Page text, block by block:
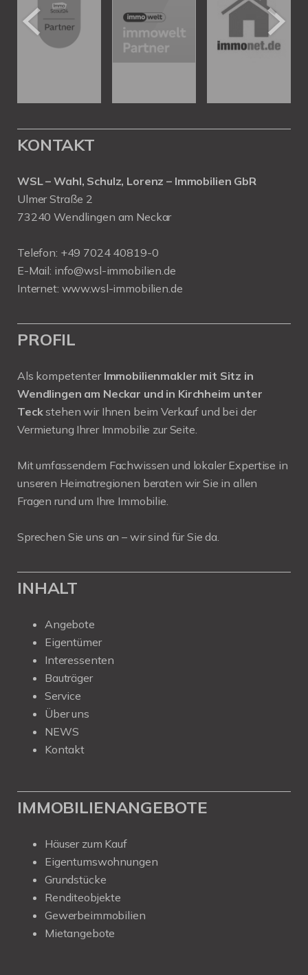
KONTAKT
WSL – Wahl, Schulz, Lorenz – Immobilien GbR
Ulmer Straße 2
73240 Wendlingen am Neckar
Telefon: +49 7024 40819-0
E-Mail: info@wsl-immobilien.de
Internet: www.wsl-immobilien.de
PROFIL
Als kompetenter Immobilienmakler mit Sitz in
Wendlingen am Neckar und in Kirchheim unter
Teckstehen wir Ihnen beim Verkauf und bei der
Vermietung Ihrer Immobilie zur Seite.
Mit umfassendem Fachwissen und lokaler Expertise in
unseren Heimatregionen beraten wir Sie in allen
Fragen rund um Ihre Immobilie.
Sprechen Sie uns an – wir sind für Sie da.
INHALT
Angebote
Eigentümer
Interessenten
Bauträger
Service
Über uns
NEWS
Kontakt
IMMOBILIENANGEBOTE
Häuser zum Kauf
Eigentumswohnungen
Grundstücke
Renditeobjekte
Gewerbeimmobilien
Mietangebote